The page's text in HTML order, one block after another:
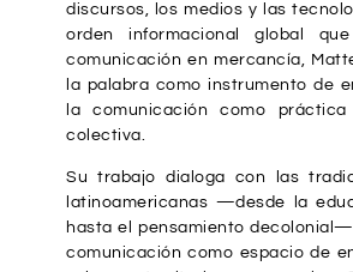
discursos, los medios y las
orden informacional global
comunicación en mercancía,
la palabra como instrumento de
la comunicación como
colectiva.
Su trabajo dialoga con las
latinoamericanas —desde la
hasta el pensamiento
comunicación como espacio de